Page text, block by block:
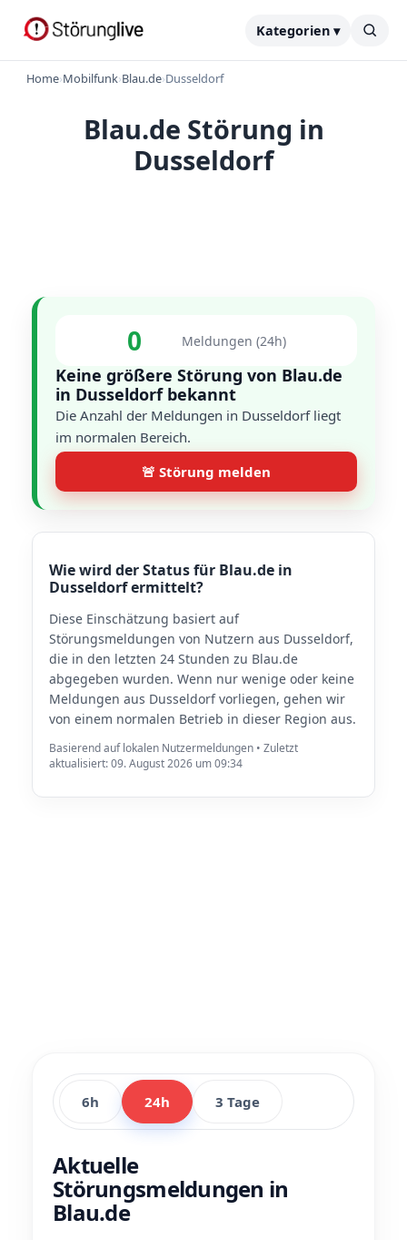
Kategorien ▾
Home›Mobilfunk›Blau.de›Dusseldorf
Blau.de Störung in
Dusseldorf
0 Meldungen (24h)
Keine größere Störung von Blau.de
in Dusseldorf bekannt
Die Anzahl der Meldungen in Dusseldorf liegt
im normalen Bereich.
🚨 Störung melden
Wie wird der Status für Blau.de in
Dusseldorf ermittelt?
Diese Einschätzung basiert auf
Störungsmeldungen von Nutzern aus Dusseldorf,
die in den letzten 24 Stunden zu Blau.de
abgegeben wurden. Wenn nur wenige oder keine
Meldungen aus Dusseldorf vorliegen, gehen wir
von einem normalen Betrieb in dieser Region aus.
Basierend auf lokalen Nutzermeldungen • Zuletzt
aktualisiert: 09. August 2026 um 09:34
6h 24h 3 Tage
Aktuelle
Störungsmeldungen in
Blau.de